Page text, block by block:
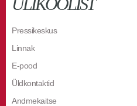
Pressikeskus
Linnak
E-pood
Üldkontaktid
Andmekaitse